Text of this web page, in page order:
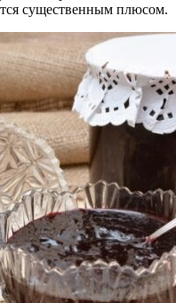
существенным плюсом.